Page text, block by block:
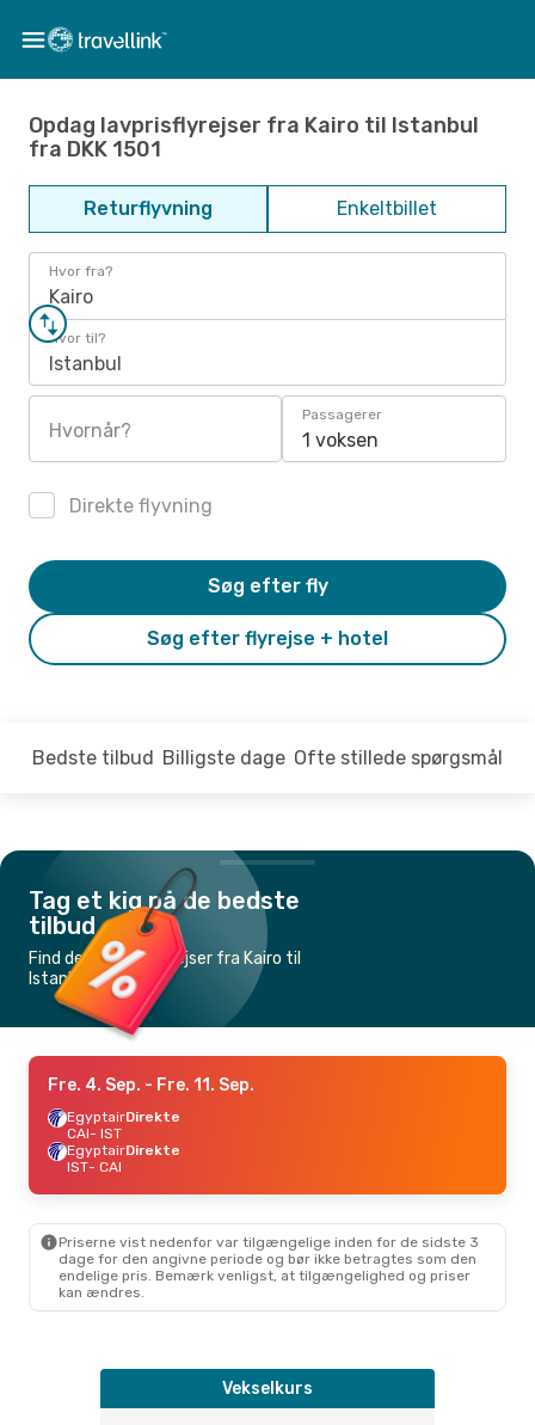
Opdag lavprisflyrejser fra Kairo til Istanbul
fra DKK 1501
Returflyvning Enkeltbillet
Hvor fra?
Kairo
Hvor til?
Istanbul
Hvornår?
Passagerer
1 voksen
Direkte flyvning
Søg efter flyrejse + hotel
Søg efter fly
Bedste tilbud Billigste dage Ofte stillede spørgsmål
Tag et kig på de bedste
tilbud
Find de billigste flyrejser fra Kairo til
Istanbul
Fre. 4. Sep. - Fre. 11. Sep.
EgyptairDirekte
CAI- IST
EgyptairDirekte
IST- CAI
Priserne vist nedenfor var tilgængelige inden for de sidste 3
dage for den angivne periode og bør ikke betragtes som den
endelige pris. Bemærk venligst, at tilgængelighed og priser
kan ændres.
Vekselkurs